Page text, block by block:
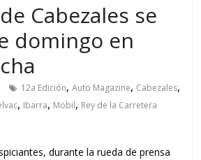
Cabezales se
domingo en
12a Edición,Auto Magazine, Cabezales,
, Ibarra, Mobil, Rey de la Carretera
durante la rueda de prensa